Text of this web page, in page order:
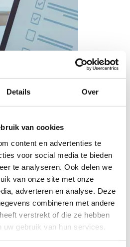
Details Over
van cookies
content en advertenties te
voor social media te bieden
te analyseren. Ook delen we
van onze site met onze
adverteren en analyse. Deze
combineren met andere
verstrekt of die ze hebben
gebruik van hun services.